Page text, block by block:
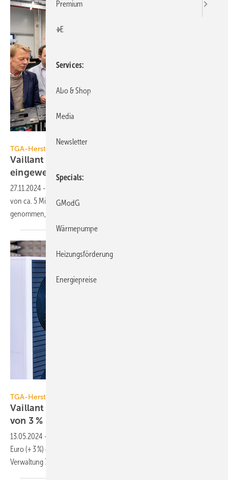
TGA-Hersteller
Vaillant Group: Fabrik für Elektronikbauteile
eingeweiht
27.11.2024 -
von ca. 5 Mio. Elektronik-Komponenten jährlich in Betrieb
genommen, die alle Standorte
TGA-Hersteller
Vaillant meldet für 2023 ein Um­satz­wachstum
von 3%
13.05.2024 -
Euro (+ 3 %) erzielt. Wegen der Nachfragesituation sollen in der
Verwaltung 700 Stellen abgebaut
Premium
+E
Services
Abo & Shop
Media
Newsletter
Specials
GModG
Wärmepumpe
Heizungsförderung
Energiepreise